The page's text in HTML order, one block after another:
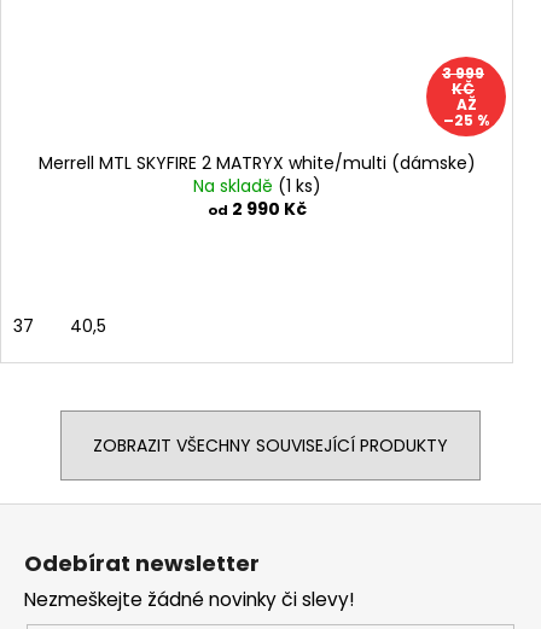
3 999
KČ
AŽ
–25 %
Merrell MTL SKYFIRE 2 MATRYX white/multi (dámske)
Na skladě (1 ks)
od 2 990 Kč
37 40,5
ZOBRAZIT VŠECHNY SOUVISEJÍCÍ PRODUKTY
Odebírat newsletter
Nezmeškejte žádné novinky či slevy!